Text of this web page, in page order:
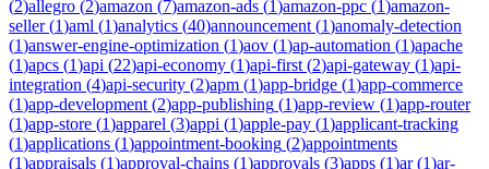
(2)allegro (2)amazon (7)amazon-ads (1)amazon-ppc (1)amazon-
seller(1)aml (1)analytics (40)announcement (1)anomaly-detection
(1)answer-engine-optimization (1)aov (1)ap-automation (1)apache
(1)apcs (1)api (22)api-economy (1)api-first (2)api-gateway (1)api-
integration (4)api-security (2)apm (1)app-bridge (1)app-commerce
(1)app-development (2)app-publishing (1)app-review (1)app-router
(1)app-store (1)apparel (3)appi (1)apple-pay (1)applicant-tracking
(1)applications (1)appointment-booking (2)appointments
(1)appraisals (1)approval-chains (1)approvals (3)apps (1)ar(1)ar-